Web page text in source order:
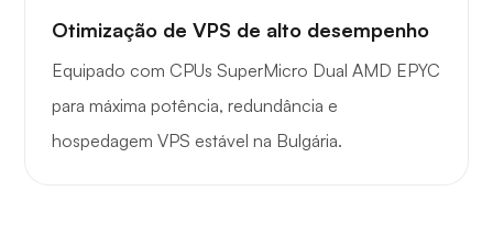
Otimização de VPS de alto desempenho
Equipado com CPUs SuperMicro Dual AMD EPYC
para máxima potência, redundância e
hospedagem VPS estável na Bulgária.